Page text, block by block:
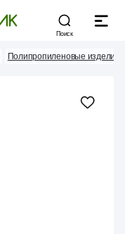
Поиск
Полипропиленовые изделия